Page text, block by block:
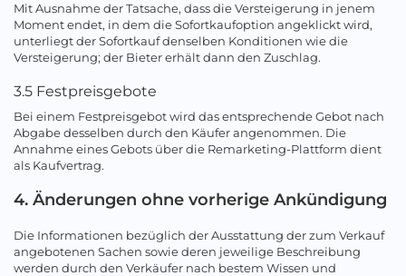
Mit Ausnahme der Tatsache, dass die Versteigerung in jenem
Moment endet, in dem die Sofortkaufoption angeklickt wird,
unterliegt der Sofortkauf denselben Konditionen wie die
Versteigerung; der Bieter erhält dann den Zuschlag.
3.5 Festpreisgebote
Bei einem Festpreisgebot wird das entsprechende Gebot nach
Abgabe desselben durch den Käufer angenommen. Die
Annahme eines Gebots über die Remarketing-Plattform dient
als Kaufvertrag.
4. Änderungen ohne vorherige Ankündigung
Die Informationen bezüglich der Ausstattung der zum Verkauf
angebotenen Sachen sowie deren jeweilige Beschreibung
werden durch den Verkäufer nach bestem Wissen und